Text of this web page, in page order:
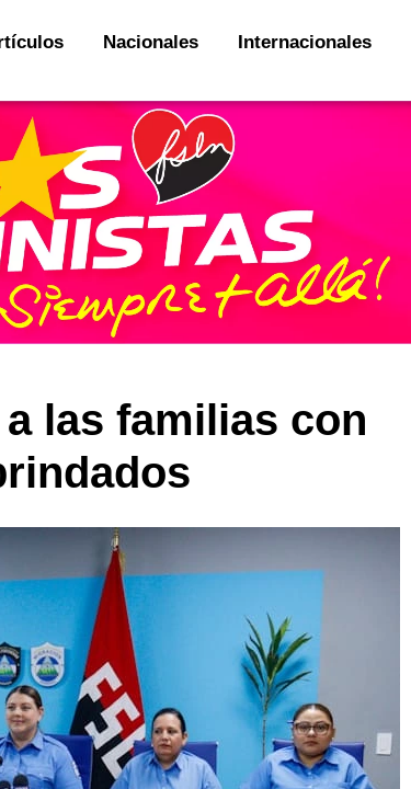
Nacionales Internacionales
las familias con